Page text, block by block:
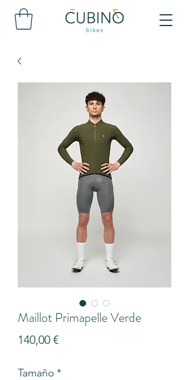
Maillot Primapelle Verde
140,00 €Precio
Tamaño *